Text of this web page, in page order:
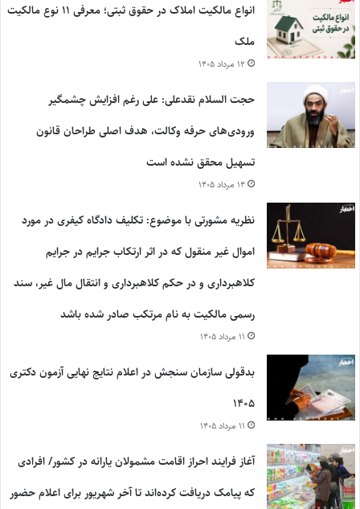
انواع مالکیت املاک در حقوق ثبتی؛ معرفی ۱۱ نوع مالکیت
ملک
۱۲ مرداد ۱۴۰۵
حجت السلام نقدعلی: علی رغم افزایش چشمگیر
ورودی‌های حرفه وکالت، هدف اصلی طراحان قانون
تسهیل محقق نشده است
۱۴ مرداد ۱۴۰۵
نظریه مشورتی با موضوع: تکلیف دادگاه کیفری در مورد
اموال غیر منقول که در اثر ارتکاب جرایم در جرایم
کلاهبرداری و در حکم کلاهبرداری و انتقال مال غیر، سند
رسمی مالکیت به نام مرتکب صادر شده باشد
۱۱ مرداد ۱۴۰۵
بدقولی سازمان سنجش در اعلام نتایج نهایی آزمون دکتری
۱۴۰۵
۱۱ مرداد ۱۴۰۵
آغاز فرایند احراز اقامت مشمولان یارانه در کشور/ افرادی
که پیامک دریافت کرده‌اند تا آخر شهریور برای اعلام حضور